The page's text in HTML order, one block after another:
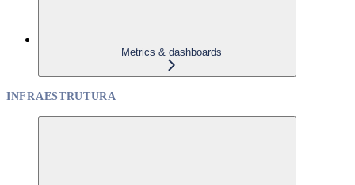
Metrics & dashboards
INFRAESTRUTURA